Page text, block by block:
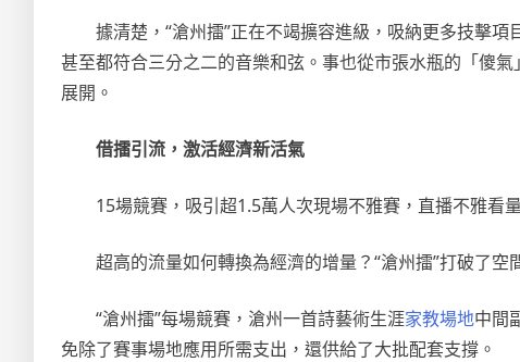
據清楚，“滄州擂”正在不竭擴容進級，吸納更多技擊
甚至都符合三分之二的音樂和弦。事也從市張水瓶的「傻
展開。
借擂引流，激活經濟新活氣
15場競賽，吸引超1.5萬人次現場不雅賽，直播不雅看
超高的流量如何轉換為經濟的增量？“滄州擂”打破了
“滄州擂”每場競賽，滄州一首詩藝術生涯家教場地中間
免除了賽事場地應用所需支出，還供給了大批配套支撐。